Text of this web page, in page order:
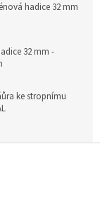
hadice 32 mm
32 mm -
ke stropnímu